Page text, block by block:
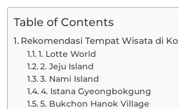
Table of Contents
Rekomendasi Tempat Wisata di
1. Lotte World
2. Jeju Island
3. Nami Island
4. Istana Gyeongbokgung
5. Bukchon Hanok Village